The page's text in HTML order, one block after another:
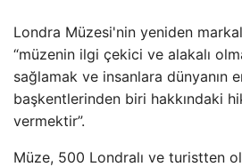
Londra Müzesi'nin yeniden
“müzenin ilgi çekici ve alakalı
sağlamak ve insanlara dünyanın
başkentlerinden biri hakkındaki
vermektir”.
Müze, 500 Londralı ve turistten